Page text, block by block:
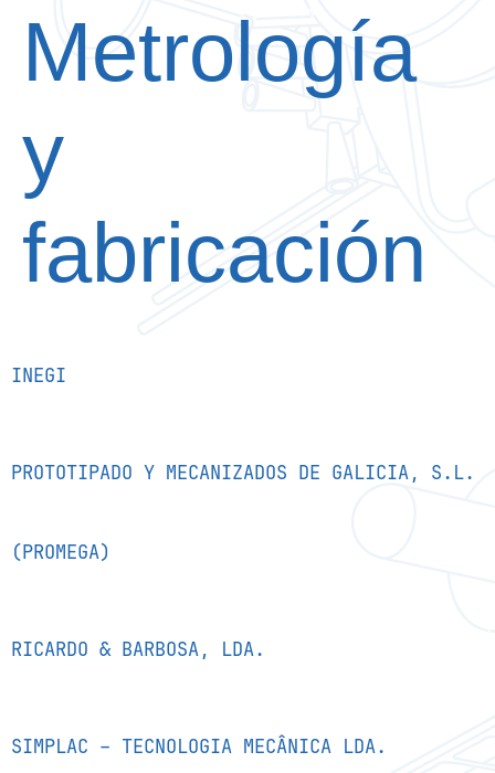
Metrología
y
fabricación
INEGI
PROTOTIPADO Y MECANIZADOS DE GALICIA, S.L.
(PROMEGA)
RICARDO & BARBOSA, LDA.
SIMPLAC – TECNOLOGIA MECÂNICA LDA.